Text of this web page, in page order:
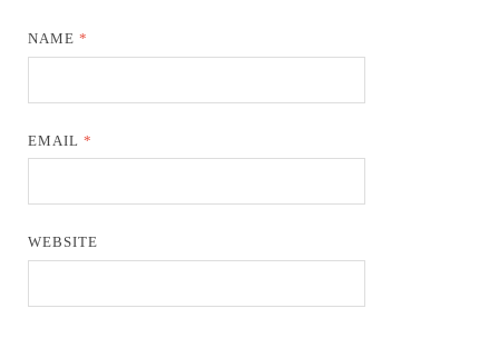
NAME*
EMAIL*
WEBSITE